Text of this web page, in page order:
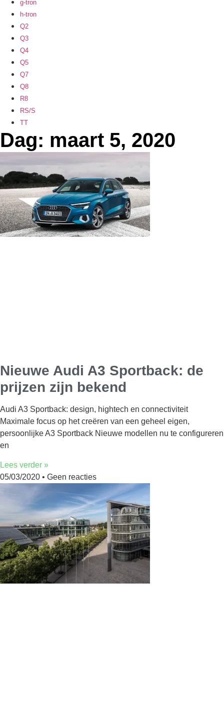
g-tron
h-tron
Q2
Q3
Q4
Q5
Q7
Q8
R8
RS/S
TT
Dag: maart 5, 2020
Nieuwe Audi A3 Sportback: de
prijzen zijn bekend
Audi A3 Sportback: design, hightech en connectiviteit
Maximale focus op het creëren van een geheel eigen,
persoonlijke A3 Sportback Nieuwe modellen nu te configureren
en
Lees verder »
05/03/2020
Geen reacties